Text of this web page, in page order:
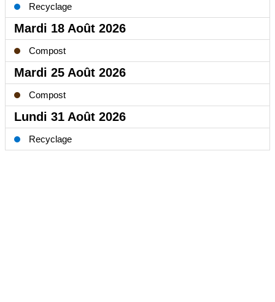
Recyclage
Mardi 18 Août 2026
Compost
Mardi 25 Août 2026
Compost
Lundi 31 Août 2026
Recyclage